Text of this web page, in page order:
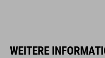
WEITERE